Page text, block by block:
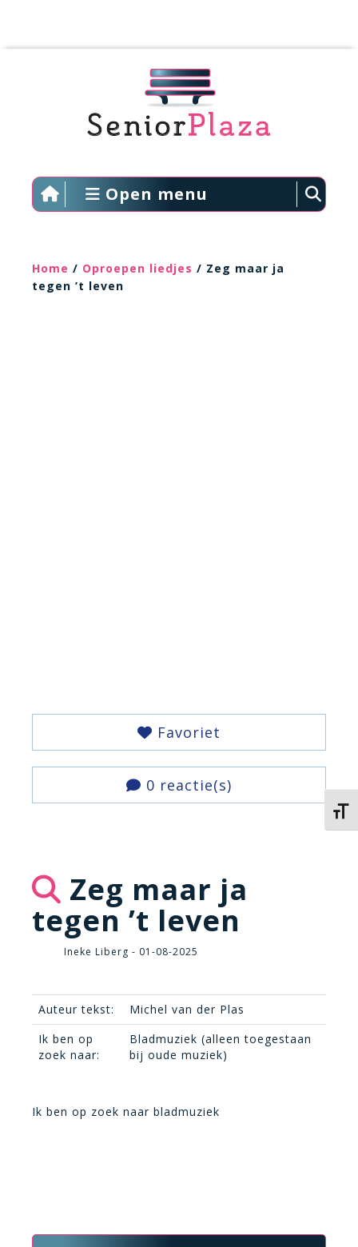
Open menu
Home / Oproepen liedjes / Zeg maar ja
tegen ’t leven
Favoriet
0 reactie(s)
Zeg maar ja
tegen ’t leven
Ineke Liberg - 01-08-2025
Auteur tekst:
Michel van der Plas
Ik ben op
zoek naar:
Bladmuziek (alleen toegestaan
bij oude muziek)
Ik ben op zoek naar bladmuziek